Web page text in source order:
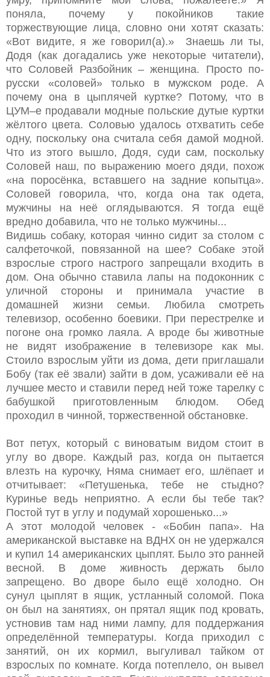
поняла, почему у покойников такие
торжествующие лица, словно они хотят сказать:
«Вот видите, я же говорил(а).» Знаешь ли ты,
Додя (как догадались уже некоторые читатели),
что Соловей Разбойник – женщина. Просто по-
русски «соловей» только в мужском роде. А
почему она в цыплячей куртке? Потому, что в
ЦУМ–е продавали модные польские дутые куртки
жёлтого цвета. Соловью удалось отхватить себе
одну, поскольку она считала себя дамой модной.
Что из этого вышло, Додя, суди сам, поскольку
Соловей наш, по выражению моего дяди, похож
«на поросёнка, вставшего на задние копытца».
Соловей говорила, что, когда она так одета,
мужчины на неё оглядываются. Я тогда ещё
вредно добавила, что не только мужчины...
Видишь собаку, которая чинно сидит за столом с
салфеточкой, повязанной на шее? Собаке этой
взрослые строго настрого запрещали входить в
дом. Она обычно ставила лапы на подоконник с
уличной стороны и принимала участие в
домашней жизни семьи. Любила смотреть
телевизор, особенно боевики. При перестрелке и
погоне она громко лаяла. А вроде бы животные
не видят изображение в телевизоре как мы.
Стоило взрослым уйти из дома, дети приглашали
Бобу (так её звали) зайти в дом, усаживали её на
лучшее место и ставили перед ней тоже тарелку с
бабушкой приготовленным блюдом. Обед
проходил в чинной, торжественной обстановке.
Вот петух, который с виноватым видом стоит в
углу во дворе. Каждый раз, когда он пытается
влезть на курочку, Няма снимает его, шлёпает и
отчитывает: «Петушенька, тебе не стыдно?
Куринье ведь неприятно. А если бы тебе так?
Постой тут в углу и подумай хорошенько...»
А этот молодой человек - «Бобин папа». На
американской выставке на ВДНХ он не удержался
и купил 14 американских цыплят. Было это ранней
весной. В доме живность держать было
запрещено. Во дворе было ещё холодно. Он
сунул цыплят в ящик, устланный соломой. Пока
он был на занятиях, он прятал ящик под кровать,
устновив там над ними лампу, для поддержания
определённой температуры. Когда приходил с
занятий, он их кормил, выгуливал тайком от
взрослых по комнате. Когда потеплело, он вывел